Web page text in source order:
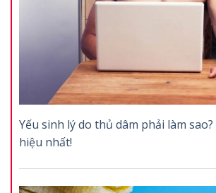
Yếu sinh lý do thủ dâm phải làm
hiệu nhất!